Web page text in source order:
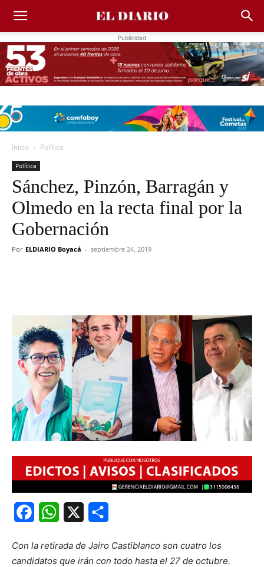
Publicidad
Inicio Política
Política
Sánchez, Pinzón, Barragán y
Olmedo en la recta final por la
Gobernación
Por ELDIARIO Boyacá - septiembre 24, 2019
FacebookWhatsApp
Con la retirada de Jairo Castiblanco son cuatro los
candidatos que irán con todo hasta el 27 de octubre.